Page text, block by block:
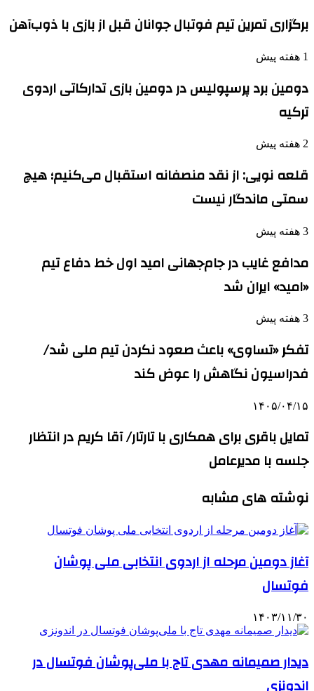
برگزاری تمرین تیم فوتبال جوانان قبل از بازی با ذوب‌آهن
1 هفته پیش
دومین برد پرسپولیس در دومین بازی تدارکاتی اردوی
ترکیه
2 هفته پیش
قلعه نویی: از نقد منصفانه استقبال می‌کنیم؛ هیچ
سمتی ماندگار نیست
3 هفته پیش
مدافع غایب در جام‌جهانی امید اول خط دفاع تیم
«امید» ایران شد
3 هفته پیش
تفکر «تساوی» باعث صعود نکردن تیم ملی شد/
فدراسیون نگاهش را عوض کند
۱۴۰۵/۰۴/۱۵
تمایل باقری برای همکاری با تارتار/ آقا کریم در انتظار
جلسه با مدیرعامل
نوشته های مشابه
آغاز دومین مرحله از اردوی انتخابی ملی پوشان
فوتسال
۱۴۰۳/۱۱/۳۰
دیدار صمیمانه مهدی تاج با ملی‌پوشان فوتسال در
اندونزی